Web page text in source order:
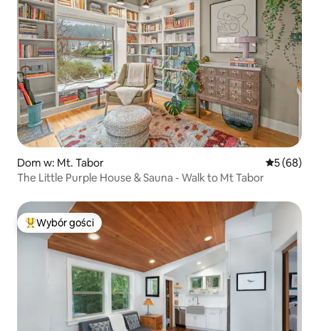
Dom w: Mt. Tabor Średnia
5 (68)
The Little Purple House & Sauna - Walk to Mt Tabor
Najpopularniejsze z kategorii Wybór gości
Wybór gości